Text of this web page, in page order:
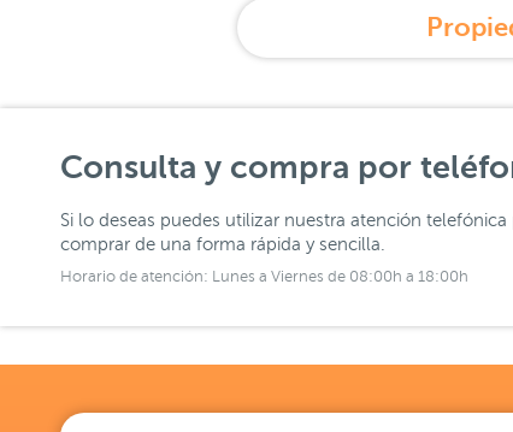
Consulta y compra por
Si lo deseas puedes utilizar nuestra atención
comprar de una forma rápida y sencilla.
Horario de atención: Lunes a Viernes de 08:00h a 18:00h